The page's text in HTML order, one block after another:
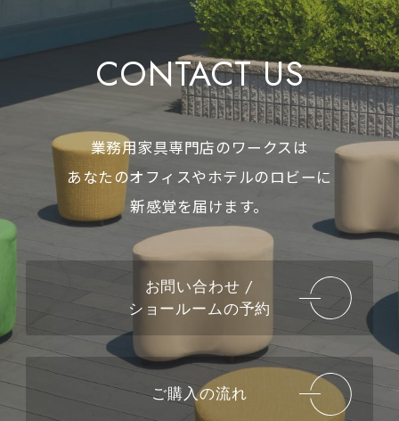
CONTACT US
業務用家具専門店のワークスは
あなたのオフィスやホテルのロビーに
新感覚を届けます。
お問い合わせ /
ショールームの予約
ご購入の流れ